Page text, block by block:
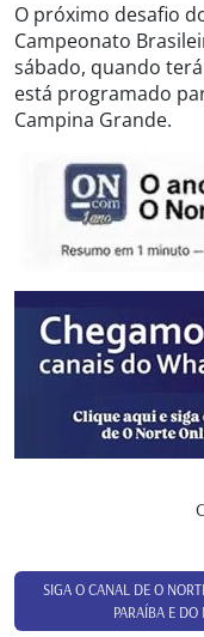
O próximo desafio
Campeonato
sábado, quando
está programado
Campina Grande.
SIGA O CANAL DE O
PARAÍBA E